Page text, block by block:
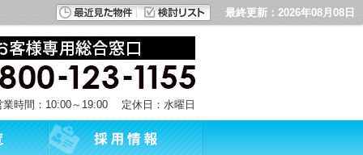
最終更新：2026年08月08日
業時間：10:00～19:00 定休日：水曜日